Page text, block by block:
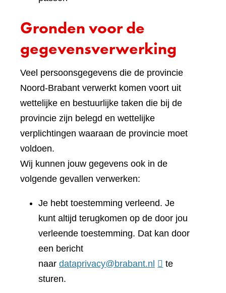
Gronden voor de
gegevensverwerking
Veel persoonsgegevens die de provincie
Noord-Brabant verwerkt komen voort uit
wettelijke en bestuurlijke taken die bij de
provincie zijn belegd en wettelijke
verplichtingen waaraan de provincie moet
voldoen.
Wij kunnen jouw gegevens ook in de
volgende gevallen verwerken:
Je hebt toestemming verleend. Je
kunt altijd terugkomen op de door jou
verleende toestemming. Dat kan door
een bericht
naar dataprivacy@brabant.nl
te
sturen.